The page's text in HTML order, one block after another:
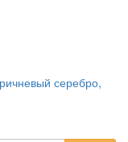
серебро,